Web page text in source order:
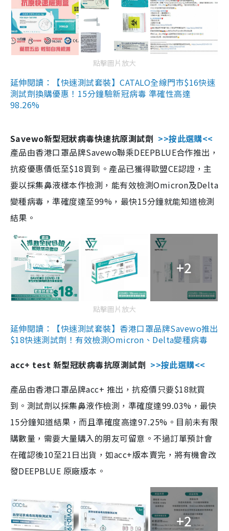
點擊圖片放大
延伸閱讀：【快速測試套裝】CATALO全線門市$16快速
測試劑換購優惠！15分鐘驗新冠病毒 準確性高達
98.26%
Savewo新型冠狀病毒快速抗原測試劑 >>按此選購<<
產品由香港口罩品牌Savewo聯乘DEEPBLUE合作推出，
抗疫優惠價低至$18買到。產品已獲得歐盟CE認證，主
要以採集鼻液樣本作檢測，能有效檢測Omicron及Delta
變種病毒，準確度達至99%，最快15分鐘就能知道檢測
結果。
+2
點擊圖片放大
延伸閱讀：【快速測試套裝】香港口罩品牌Savewo推出
$18快速測試劑！有效檢測Omicron、Delta變種病毒
acc+ test 新型冠狀病毒抗原測試劑 >>按此選購<<
產品由香港口罩品牌acc+ 推出，抗疫價只要$18就買
到。測試劑以採集鼻液作檢測，準確度達99.03%，最快
15分鐘知道結果，而且準確度高達97.25%。目前未有限
購數量，需要大量購入的朋友可留意。不過訂單預計會
在確認後10至21日出貨，如acc+版本賣完，將有機會改
發DEEPBLUE 原廠版本。
+2